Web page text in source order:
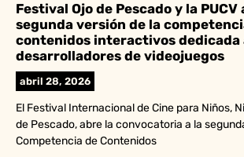
Festival Ojo de Pescado y la PUCV
segunda versión de la
contenidos interactivos dedicada
desarrolladores de videojuegos
abril 28, 2026
El Festival Internacional de Cine para Niños,
de Pescado, abre la convocatoria a la
Competencia de Contenidos